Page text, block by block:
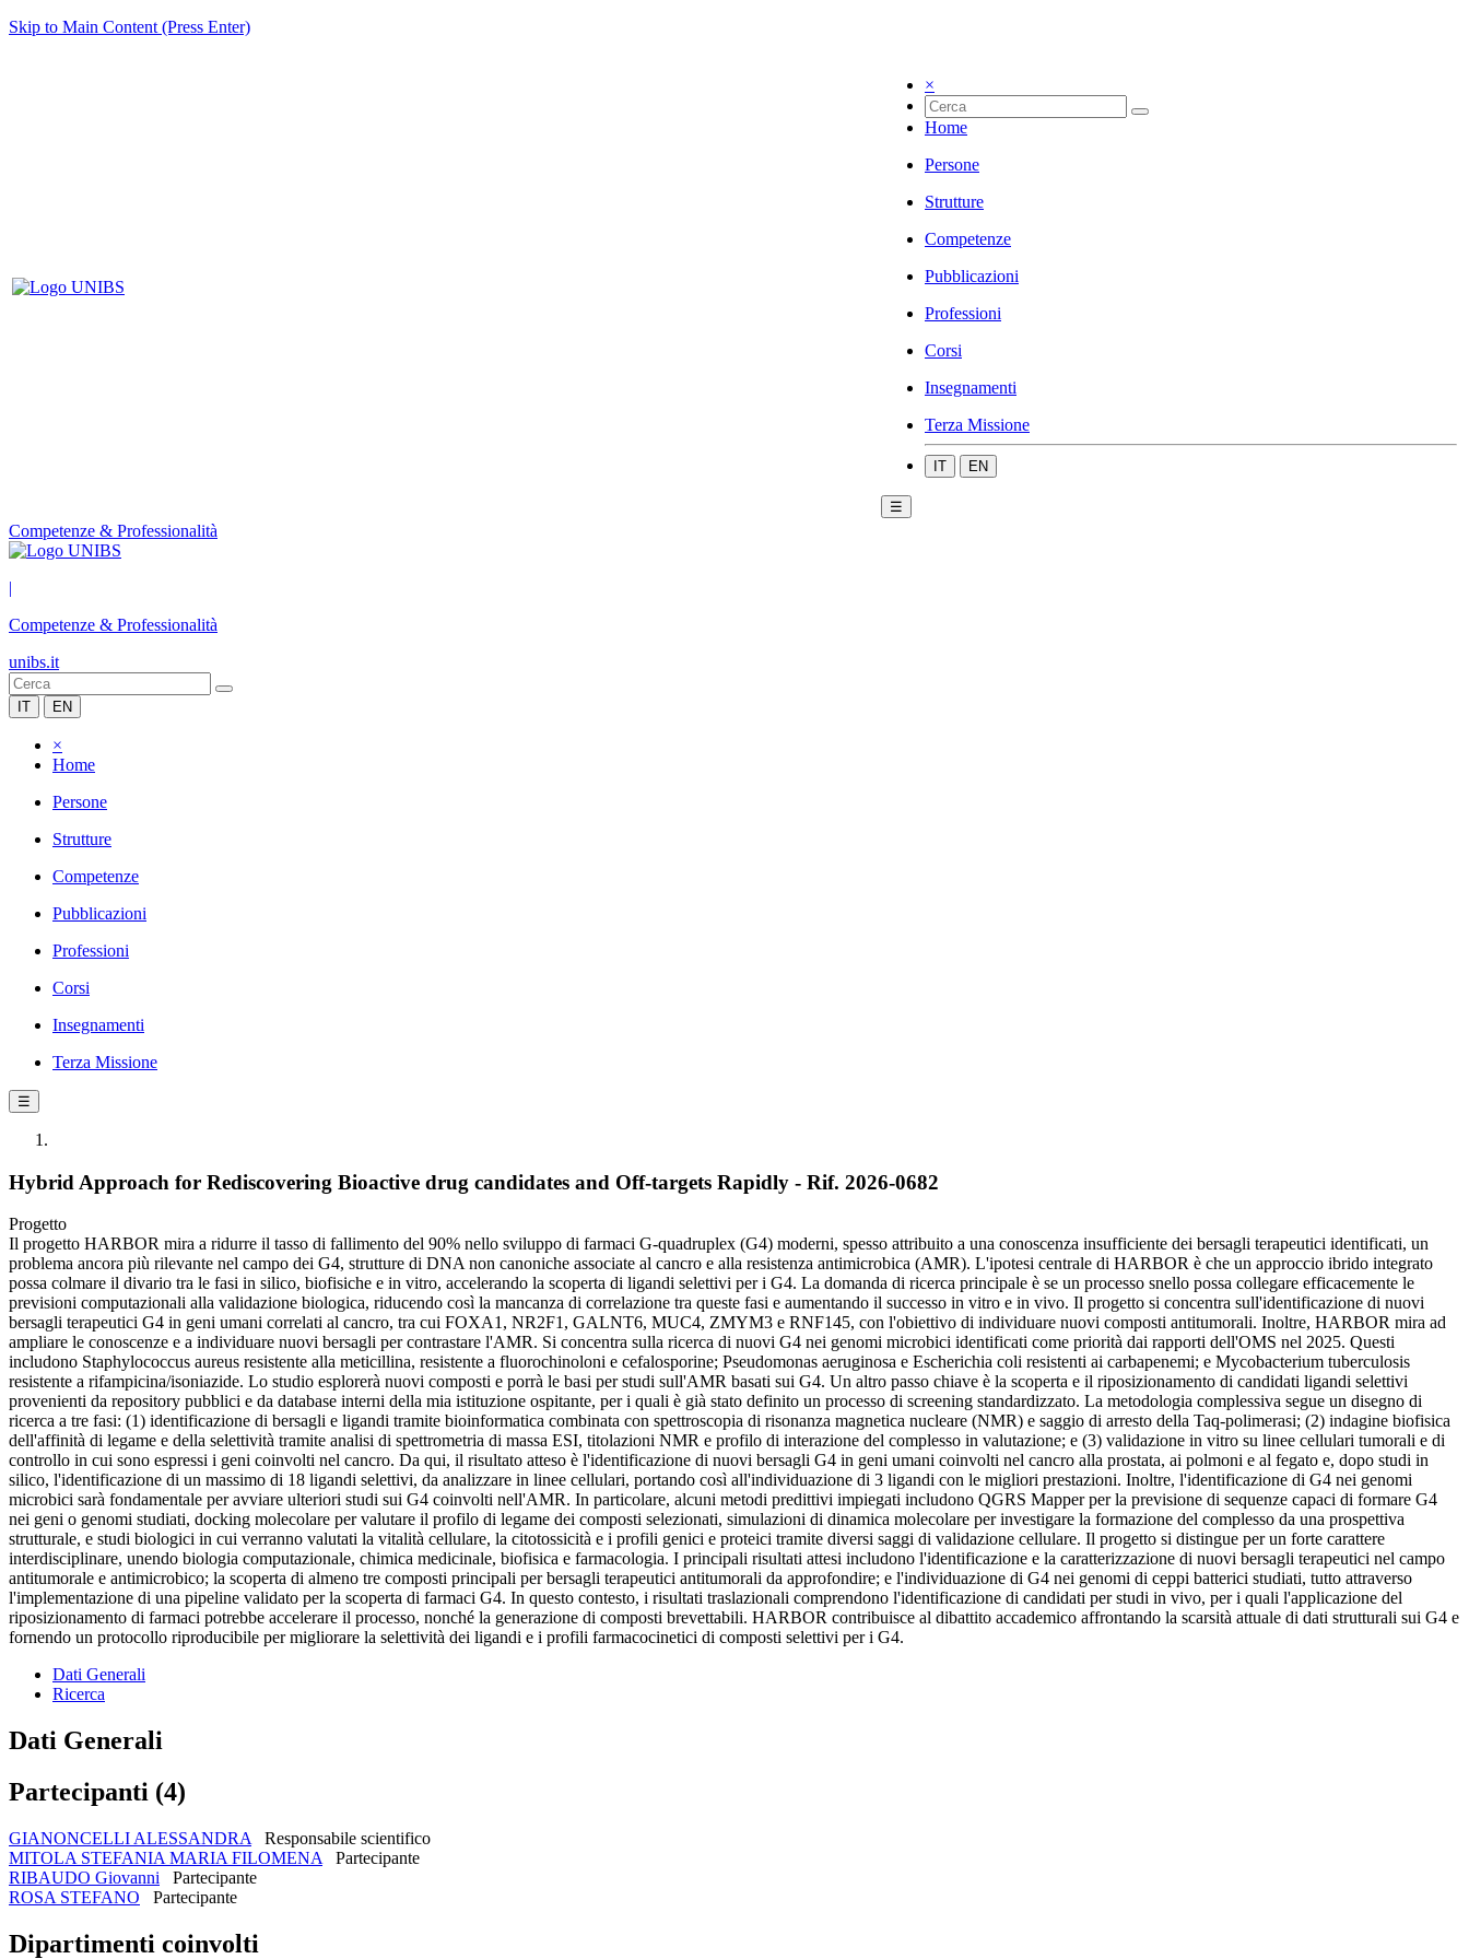
Skip to Main Content (Press Enter)
×
Home
Persone
Strutture
Competenze
Pubblicazioni
Professioni
Corsi
Insegnamenti
Terza Missione
IT EN
☰
Competenze & Professionalità
|
Competenze & Professionalità
unibs.it
IT EN
×
Home
Persone
Strutture
Competenze
Pubblicazioni
Professioni
Corsi
Insegnamenti
Terza Missione
☰
Hybrid Approach for Rediscovering Bioactive drug candidates and Off-targets Rapidly - Rif. 2026-0682
Progetto
Il progetto HARBOR mira a ridurre il tasso di fallimento del 90% nello sviluppo di farmaci G-quadruplex (G4) moderni, spesso attribuito a una conoscenza insufficiente dei bersagli terapeutici identificati, un
problema ancora più rilevante nel campo dei G4, strutture di DNA non canoniche associate al cancro e alla resistenza antimicrobica (AMR). L'ipotesi centrale di HARBOR è che un approccio ibrido integrato
possa colmare il divario tra le fasi in silico, biofisiche e in vitro, accelerando la scoperta di ligandi selettivi per i G4. La domanda di ricerca principale è se un processo snello possa collegare efficacemente le
previsioni computazionali alla validazione biologica, riducendo così la mancanza di correlazione tra queste fasi e aumentando il successo in vitro e in vivo. Il progetto si concentra sull'identificazione di nuovi
bersagli terapeutici G4 in geni umani correlati al cancro, tra cui FOXA1, NR2F1, GALNT6, MUC4, ZMYM3 e RNF145, con l'obiettivo di individuare nuovi composti antitumorali. Inoltre, HARBOR mira ad
ampliare le conoscenze e a individuare nuovi bersagli per contrastare l'AMR. Si concentra sulla ricerca di nuovi G4 nei genomi microbici identificati come priorità dai rapporti dell'OMS nel 2025. Questi
includono Staphylococcus aureus resistente alla meticillina, resistente a fluorochinoloni e cefalosporine; Pseudomonas aeruginosa e Escherichia coli resistenti ai carbapenemi; e Mycobacterium tuberculosis
resistente a rifampicina/isoniazide. Lo studio esplorerà nuovi composti e porrà le basi per studi sull'AMR basati sui G4. Un altro passo chiave è la scoperta e il riposizionamento di candidati ligandi selettivi
provenienti da repository pubblici e da database interni della mia istituzione ospitante, per i quali è già stato definito un processo di screening standardizzato. La metodologia complessiva segue un disegno di
ricerca a tre fasi: (1) identificazione di bersagli e ligandi tramite bioinformatica combinata con spettroscopia di risonanza magnetica nucleare (NMR) e saggio di arresto della Taq-polimerasi; (2) indagine biofisica
dell'affinità di legame e della selettività tramite analisi di spettrometria di massa ESI, titolazioni NMR e profilo di interazione del complesso in valutazione; e (3) validazione in vitro su linee cellulari tumorali e di
controllo in cui sono espressi i geni coinvolti nel cancro. Da qui, il risultato atteso è l'identificazione di nuovi bersagli G4 in geni umani coinvolti nel cancro alla prostata, ai polmoni e al fegato e, dopo studi in
silico, l'identificazione di un massimo di 18 ligandi selettivi, da analizzare in linee cellulari, portando così all'individuazione di 3 ligandi con le migliori prestazioni. Inoltre, l'identificazione di G4 nei genomi
microbici sarà fondamentale per avviare ulteriori studi sui G4 coinvolti nell'AMR. In particolare, alcuni metodi predittivi impiegati includono QGRS Mapper per la previsione di sequenze capaci di formare G4
nei geni o genomi studiati, docking molecolare per valutare il profilo di legame dei composti selezionati, simulazioni di dinamica molecolare per investigare la formazione del complesso da una prospettiva
strutturale, e studi biologici in cui verranno valutati la vitalità cellulare, la citotossicità e i profili genici e proteici tramite diversi saggi di validazione cellulare. Il progetto si distingue per un forte carattere
interdisciplinare, unendo biologia computazionale, chimica medicinale, biofisica e farmacologia. I principali risultati attesi includono l'identificazione e la caratterizzazione di nuovi bersagli terapeutici nel campo
antitumorale e antimicrobico; la scoperta di almeno tre composti principali per bersagli terapeutici antitumorali da approfondire; e l'individuazione di G4 nei genomi di ceppi batterici studiati, tutto attraverso
l'implementazione di una pipeline validato per la scoperta di farmaci G4. In questo contesto, i risultati traslazionali comprendono l'identificazione di candidati per studi in vivo, per i quali l'applicazione del
riposizionamento di farmaci potrebbe accelerare il processo, nonché la generazione di composti brevettabili. HARBOR contribuisce al dibattito accademico affrontando la scarsità attuale di dati strutturali sui G4 e
fornendo un protocollo riproducibile per migliorare la selettività dei ligandi e i profili farmacocinetici di composti selettivi per i G4.
Dati Generali
Ricerca
Dati Generali
Partecipanti (4)
GIANONCELLI ALESSANDRA
Responsabile scientifico
MITOLA STEFANIA MARIA FILOMENA
Partecipante
RIBAUDO Giovanni
Partecipante
ROSA STEFANO
Partecipante
Dipartimenti coinvolti